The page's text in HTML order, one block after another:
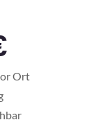
Ort